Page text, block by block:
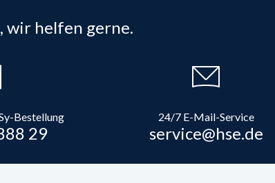
wir helfen gerne.
Bestellung
29
24/7 E-Mail-Service
service@hse.de